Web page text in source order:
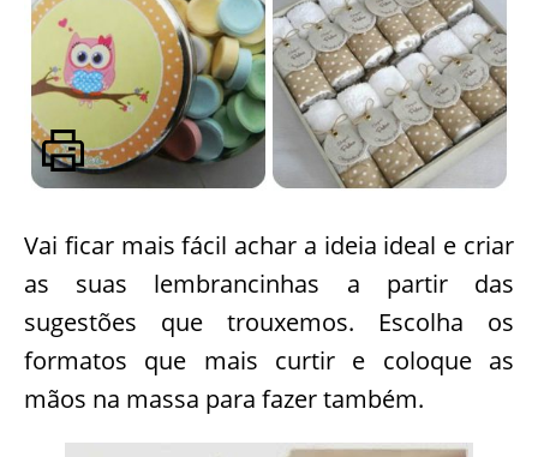
Vai ficar mais fácil achar a ideia ideal e criar
as suas lembrancinhas a partir das
sugestões que trouxemos. Escolha os
formatos que mais curtir e coloque as
mãos na massa para fazer também.